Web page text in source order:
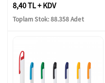
8,40 TL + KDV
Toplam Stok: 88.358 Adet